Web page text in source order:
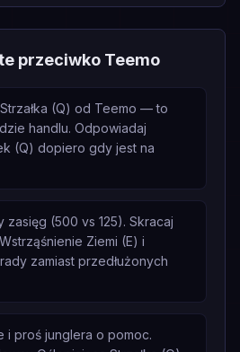
przeciwko Teemo
(Q) od Teemo — to
handlu. Odpowiadaj
(Q) dopiero gdy jest na
zasięg (500 vs 125). Skracaj
Ziemi (E) i
zamiast przedłużonych
i proś junglera o pomoc.